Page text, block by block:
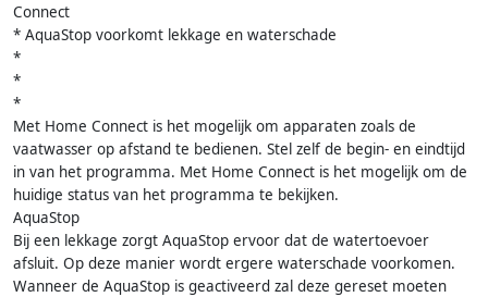
Connect
* AquaStop voorkomt lekkage en waterschade
*
*
*
Met Home Connect is het mogelijk om apparaten zoals de
vaatwasser op afstand te bedienen. Stel zelf de begin- en eindtijd
in van het programma. Met Home Connect is het mogelijk om de
huidige status van het programma te bekijken.
AquaStop
Bij een lekkage zorgt AquaStop ervoor dat de watertoevoer
afsluit. Op deze manier wordt ergere waterschade voorkomen.
Wanneer de AquaStop is geactiveerd zal deze gereset moeten